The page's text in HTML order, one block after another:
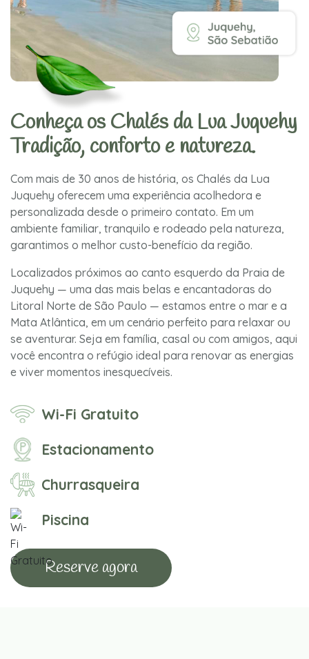
Conheça os Chalés da Lua Juquehy
Tradição, conforto e natureza.
Com mais de 30 anos de história, os Chalés da Lua
Juquehy oferecem uma experiência acolhedora e
personalizada desde o primeiro contato. Em um
ambiente familiar, tranquilo e rodeado pela natureza,
garantimos o melhor custo-benefício da região.
Localizados próximos ao canto esquerdo da Praia de
Juquehy — uma das mais belas e encantadoras do
Litoral Norte de São Paulo — estamos entre o mar e a
Mata Atlântica, em um cenário perfeito para relaxar ou
se aventurar. Seja em família, casal ou com amigos, aqui
você encontra o refúgio ideal para renovar as energias
e viver momentos inesquecíveis.
Wi-Fi Gratuito
Estacionamento
Churrasqueira
Piscina
Reserve agora